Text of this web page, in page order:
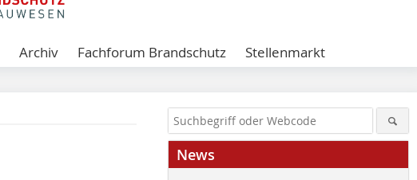
Archiv Fachforum Brandschutz Stellenmarkt
News